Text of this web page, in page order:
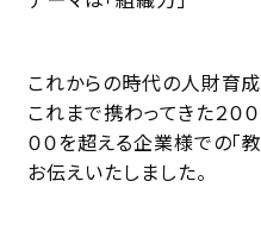
これからの時代の人財育
これまで携わってきた２０
００を超える企業様での「
お伝えいたしました。